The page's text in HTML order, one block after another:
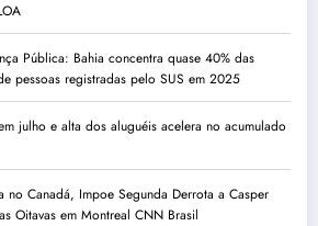
Pública: Bahia concentra quase 40% das
pessoas registradas pelo SUS em 2025
julho e alta dos aluguéis acelera no acumulado
no Canadá, Impoe Segunda Derrota a Casper
Oitavas em Montreal CNN Brasil